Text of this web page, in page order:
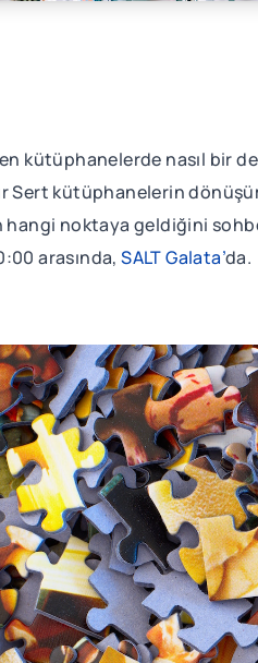
kütüphanelerde nasıl bir
Sert kütüphanelerin
hangi noktaya geldiğini
arasında,SALT Galata’da.